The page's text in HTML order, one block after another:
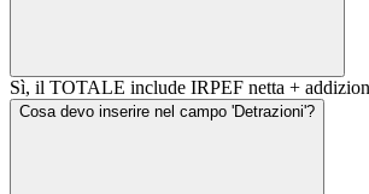
Sì, il TOTALE include IRPEF netta +
Cosa devo inserire nel campo 'Detrazioni'?